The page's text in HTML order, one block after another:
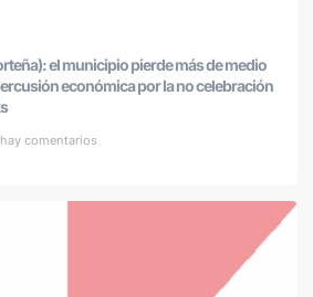
el municipio pierde más de medio
económica por la no celebración
comentarios